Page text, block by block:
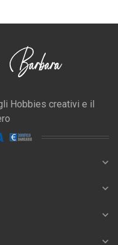
Hobbies creativi e il
expand_more
expand_more
expand_more
expand_more